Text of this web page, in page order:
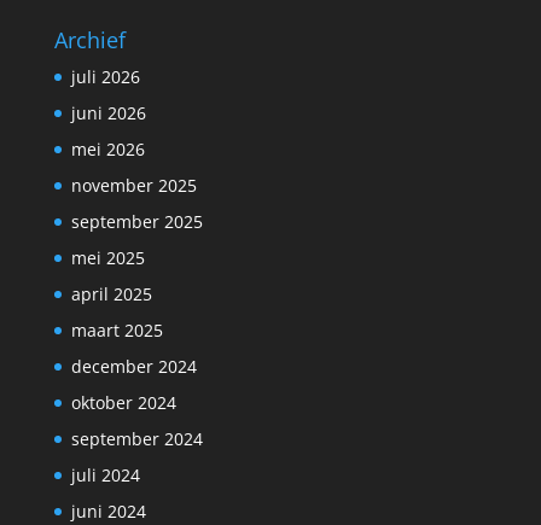
Archief
juli 2026
juni 2026
mei 2026
november 2025
september 2025
mei 2025
april 2025
maart 2025
december 2024
oktober 2024
september 2024
juli 2024
juni 2024